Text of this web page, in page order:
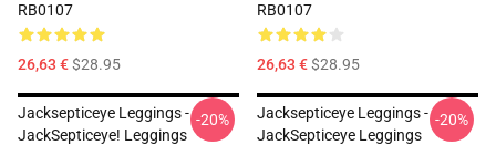
RB0107
26,63 €$28.95
RB0107
26,63 €$28.95
Jacksepticeye Leggings -
JackSepticeye! Leggings
-20%
Jacksepticeye Leggings -
JackSepticeye Leggings
-20%